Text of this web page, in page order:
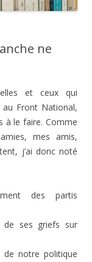
ne
et ceux qui
au Front National,
à le faire. Comme
mes amis,
j’ai donc noté
des partis
de ses griefs sur
notre politique